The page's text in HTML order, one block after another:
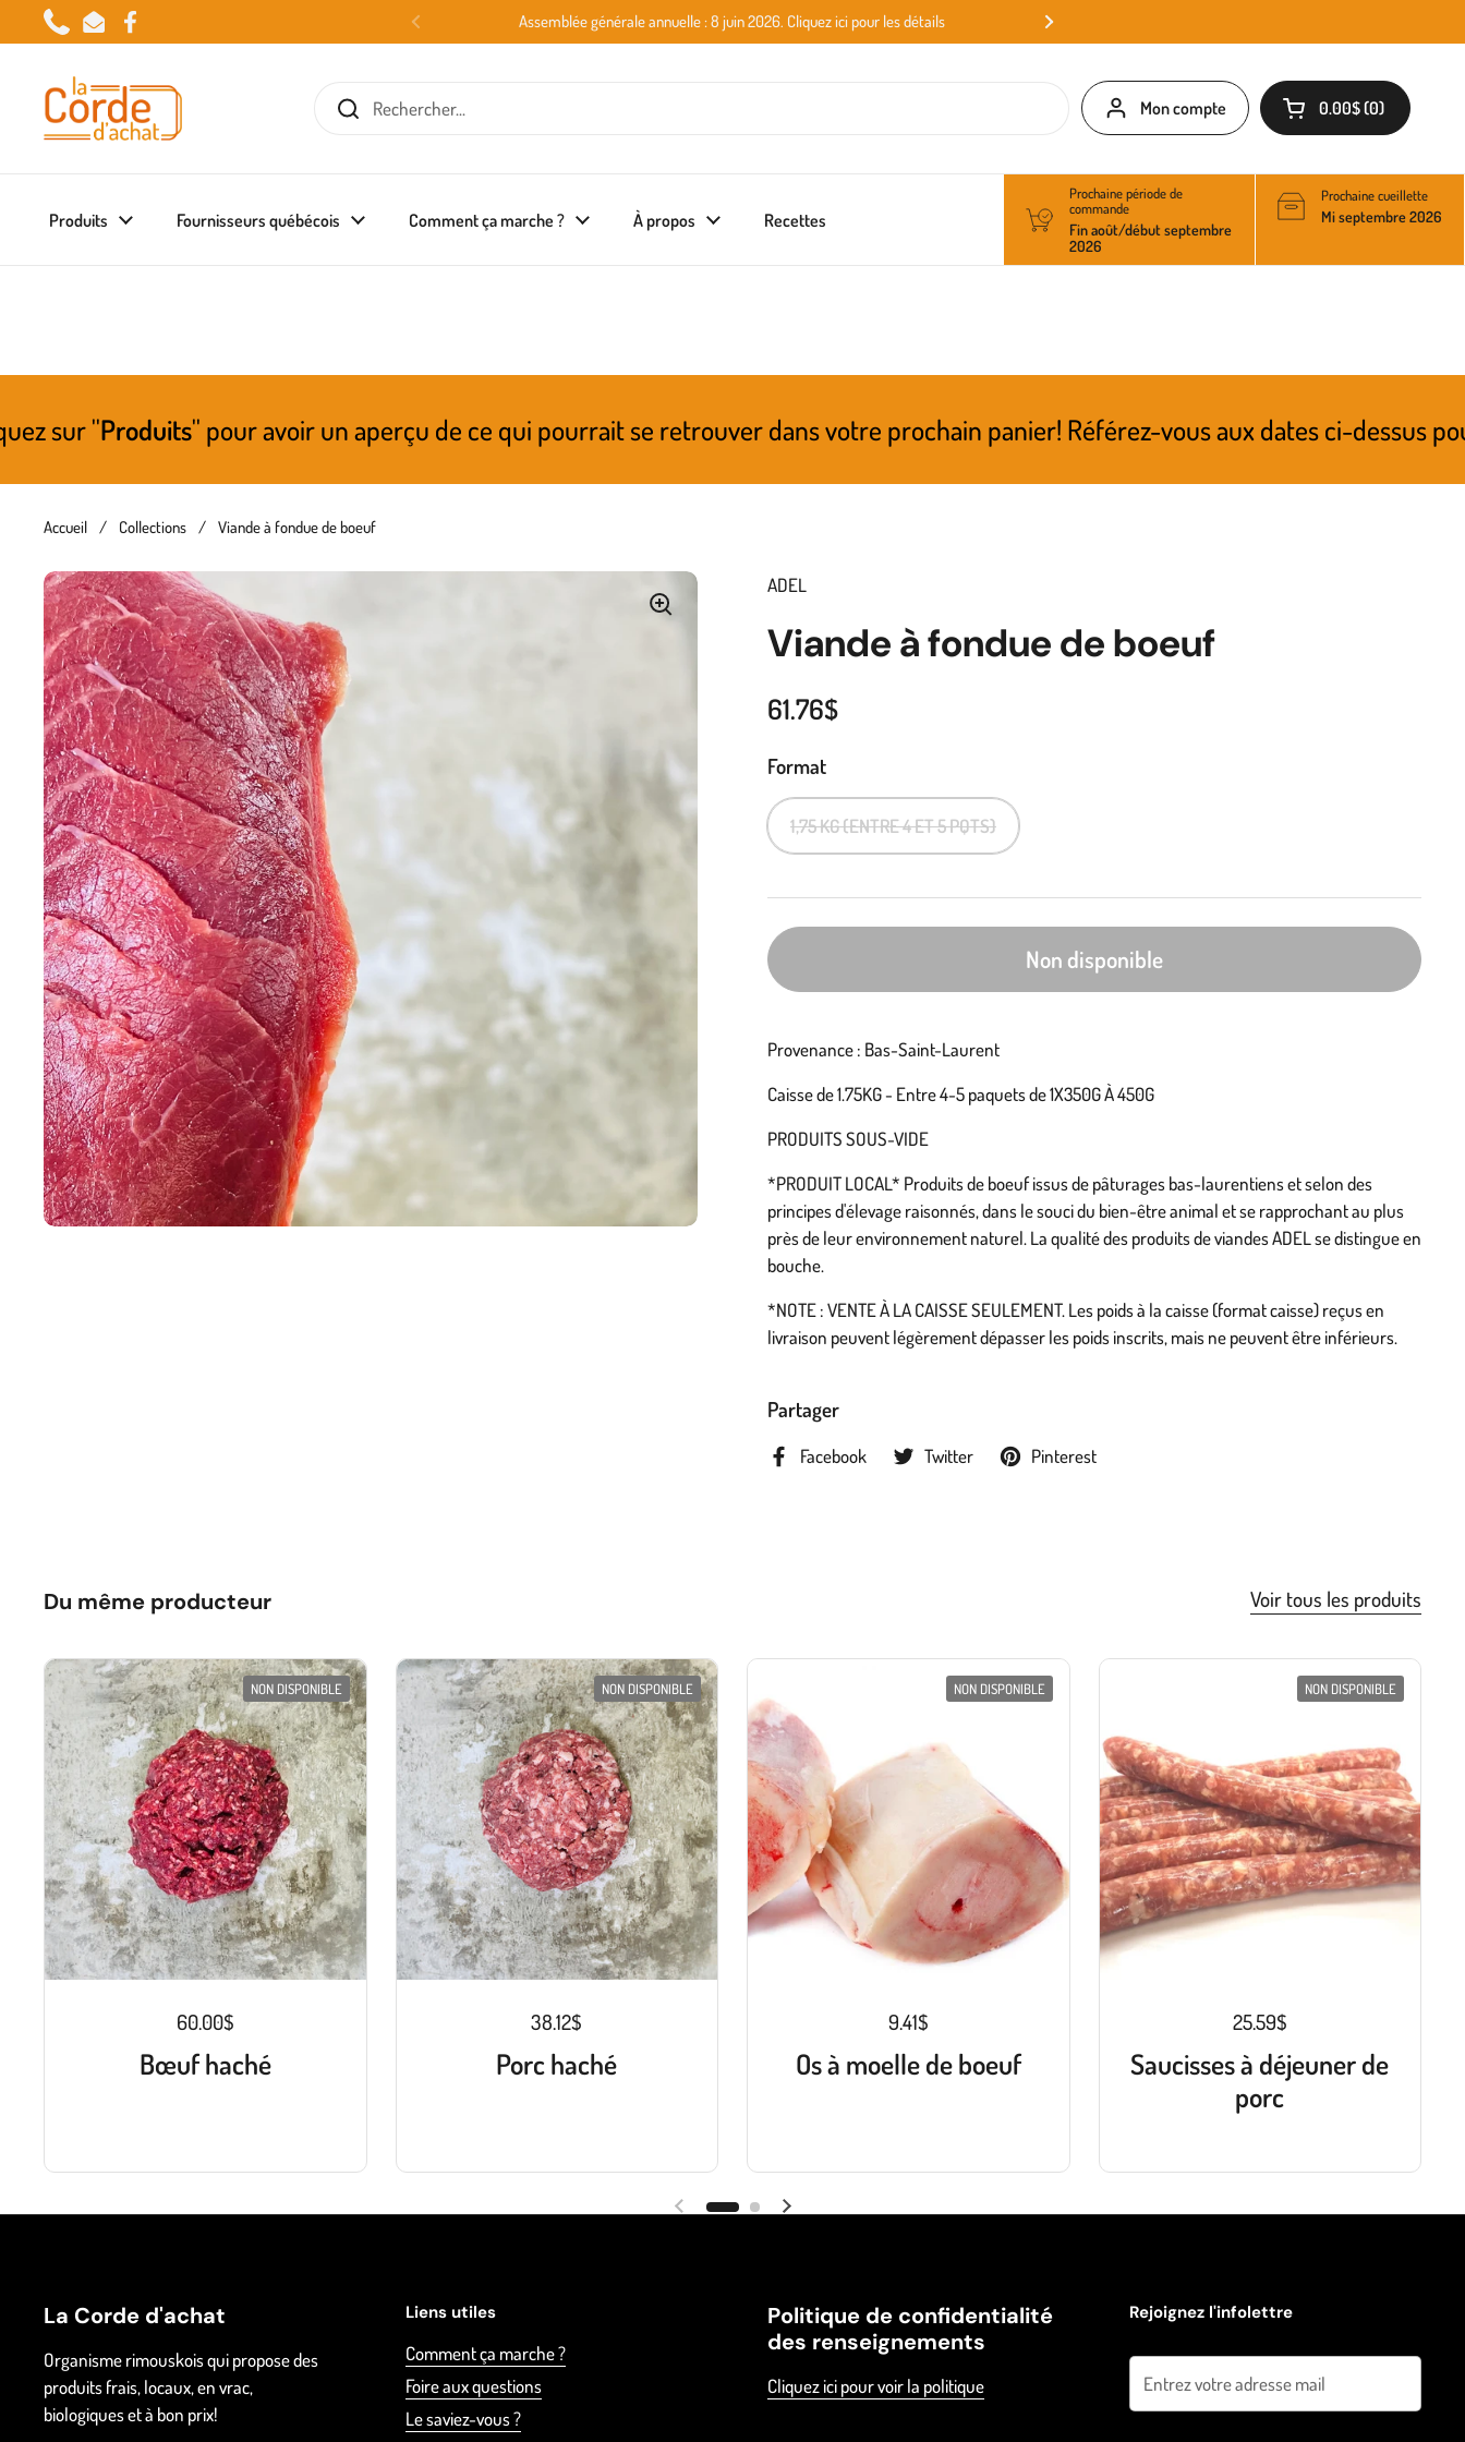
Passer au contenu
PhoneEmailFacebook
Assemblée générale annuelle : 8 juin 2026. Cliquez ici pour les détails
Mon compte Ouvrir le panier
0.00$ 0
Produits Fournisseurs québécois Comment ça marche ? À propos Recettes
Prochaine période de
commande
Fin août/début septembre
2026
Prochaine cueillette
Mi septembre 2026
'' pour avoir un aperçu de ce qui pourrait se retrouver dans votre prochain panier! Référez-vous aux dates ci-dessus pour connaître
Accueil / Collections / Viande à fondue de boeuf
ADEL
Viande à fondue de boeuf
61.76$
Format
1,75 KG (ENTRE 4 ET 5 PQTS)
Non disponible
Provenance : Bas-Saint-Laurent
Caisse de 1.75KG - Entre 4-5 paquets de 1X350G À 450G
PRODUITS SOUS-VIDE
*PRODUIT LOCAL* Produits de boeuf issus de pâturages bas-laurentiens et selon des
principes d'élevage raisonnés, dans le souci du bien-être animal et se rapprochant au plus
près de leur environnement naturel. La qualité des produits de viandes ADEL se distingue en
bouche.
*NOTE : VENTE À LA CAISSE SEULEMENT. Les poids à la caisse (format caisse) reçus en
livraison peuvent légèrement dépasser les poids inscrits, mais ne peuvent être inférieurs.
Partager
Facebook Twitter Pinterest
Du même producteur Voir tous les produits
60.00$
Bœuf haché
NON DISPONIBLE
38.12$
Porc haché
NON DISPONIBLE
9.41$
Os à moelle de boeuf
NON DISPONIBLE
25.59$
Saucisses à déjeuner de
porc
NON DISPONIBLE
La Corde d'achat
Organisme rimouskois qui propose des
produits frais, locaux, en vrac,
biologiques et à bon prix!
Liens utiles
Comment ça marche ?
Foire aux questions
Le saviez-vous ?
Politique de confidentialité
des renseignements
Cliquez ici pour voir la politique
Rejoignez l'infolettre